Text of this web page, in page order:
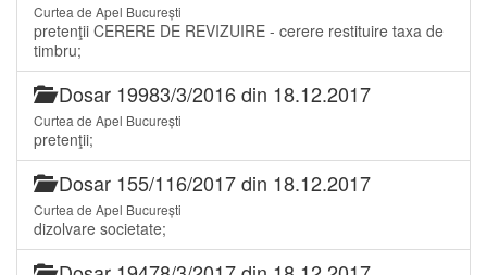
Curtea de Apel București
pretenţii CERERE DE REVIZUIRE - cerere restituire taxa de
timbru;
Dosar 19983/3/2016 din 18.12.2017
Curtea de Apel București
pretenţii;
Dosar 155/116/2017 din 18.12.2017
Curtea de Apel București
dizolvare societate;